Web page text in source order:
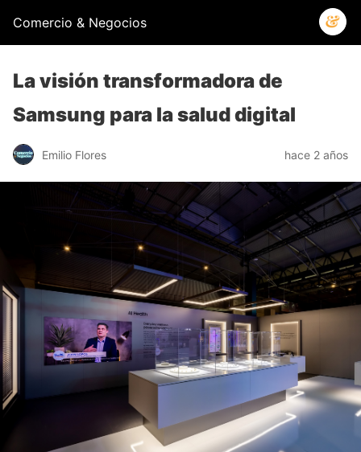
Comercio & Negocios
La visión transformadora de
Samsung para la salud digital
Emilio Flores hace 2 años